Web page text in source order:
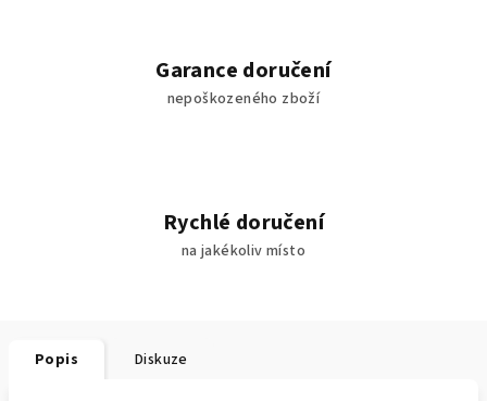
Garance doručení
nepoškozeného zboží
Rychlé doručení
na jakékoliv místo
Popis Diskuze